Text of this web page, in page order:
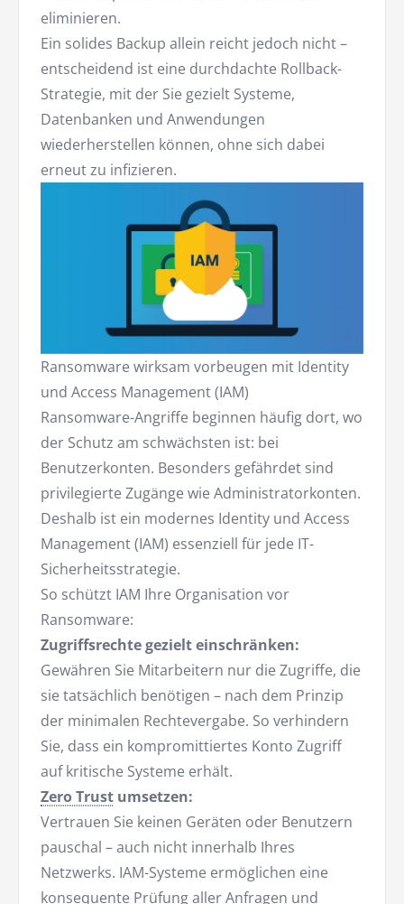
eliminieren.
Ein solides Backup allein reicht jedoch nicht –
entscheidend ist eine durchdachte Rollback-
Strategie, mit der Sie gezielt Systeme,
Datenbanken und Anwendungen
wiederherstellen können, ohne sich dabei
erneut zu infizieren.
Ransomware wirksam vorbeugen mit Identity
und Access Management (IAM)
Ransomware-Angriffe beginnen häufig dort, wo
der Schutz am schwächsten ist: bei
Benutzerkonten. Besonders gefährdet sind
privilegierte Zugänge wie Administratorkonten.
Deshalb ist ein modernes Identity und Access
Management (IAM) essenziell für jede IT-
Sicherheitsstrategie.
So schützt IAM Ihre Organisation vor
Ransomware:
Zugriffsrechte gezielt einschränken:
Gewähren Sie Mitarbeitern nur die Zugriffe, die
sie tatsächlich benötigen – nach dem Prinzip
der minimalen Rechtevergabe. So verhindern
Sie, dass ein kompromittiertes Konto Zugriff
auf kritische Systeme erhält.
Zero Trust umsetzen:
Vertrauen Sie keinen Geräten oder Benutzern
pauschal – auch nicht innerhalb Ihres
Netzwerks. IAM-Systeme ermöglichen eine
konsequente Prüfung aller Anfragen und